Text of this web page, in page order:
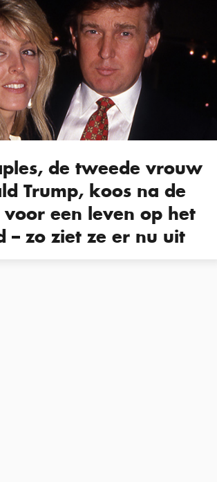
de tweede vrouw
Trump, koos na de
voor een leven op het
– zo ziet ze er nu uit